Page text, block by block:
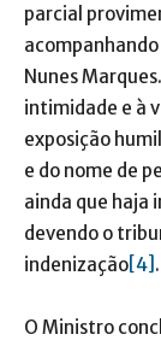
parcial
Nunes
intimidade e à
exposição
e do nome de
ainda que haja
devendo o
indenização [4] .
O Ministro